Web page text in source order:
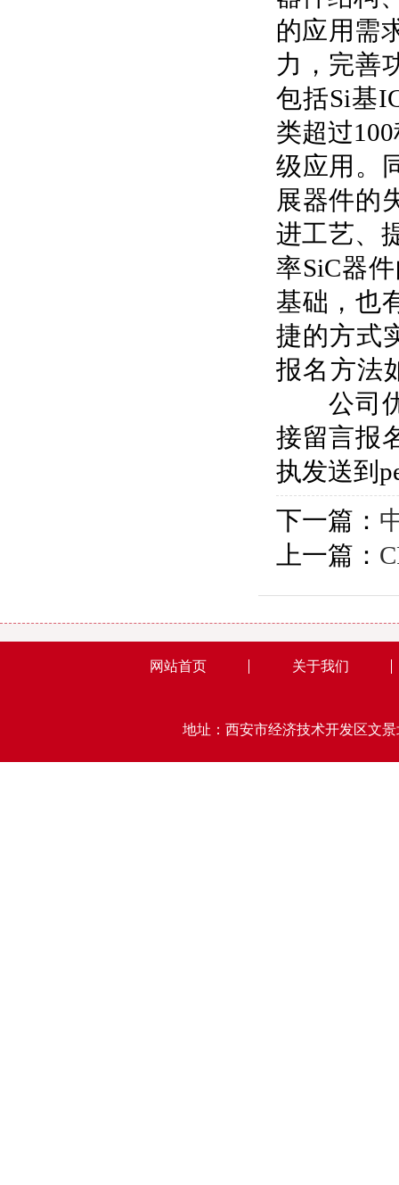
的应用需
力，完善
包括Si基
类超过
级应用。
展器件的
进工艺、
率SiC器
基础，也
捷的方式
报名方
公司
接留言报
执发送到
下一篇：
上一篇：
网站首页 关于我们
地址：西安市经济技术开发区文景